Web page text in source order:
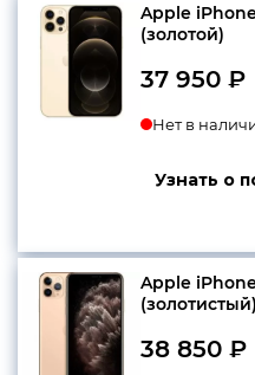
Apple
(золотой)
37 950 ₽
Нет в
Узнать о
Apple iPhone
(золотистый)
38 850 ₽